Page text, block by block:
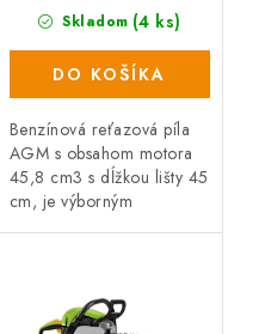
Skladom (4 ks)
DO KOŠÍKA
Benzínová reťazová píla
AGM s obsahom motora
45,8 cm3 s dĺžkou lišty 45
cm, je výborným
polien a tiež výrobkov a...